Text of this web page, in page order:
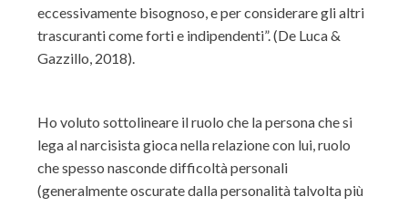
eccessivamente bisognoso, e per considerare gli altri
trascuranti come forti e indipendenti”. (De Luca &
Gazzillo, 2018).
Ho voluto sottolineare il ruolo che la persona che si
lega al narcisista gioca nella relazione con lui, ruolo
che spesso nasconde difficoltà personali
(generalmente oscurate dalla personalità talvolta più